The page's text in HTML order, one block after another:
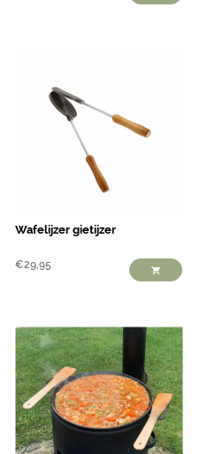
Wafelijzer gietijzer
€29,95